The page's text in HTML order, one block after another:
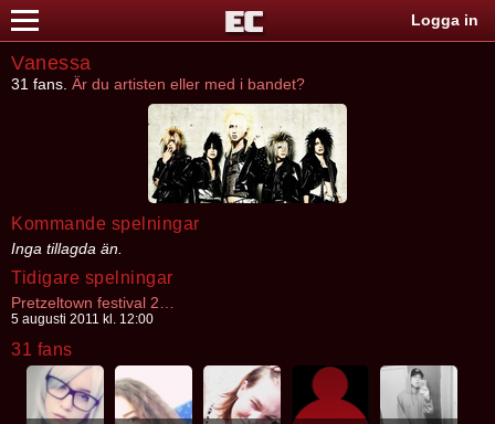
Logga in
Vanessa
31 fans. Är du artisten eller med i bandet?
Kommande spelningar
Inga tillagda än.
Tidigare spelningar
5 augusti 2011 kl. 12:00
31 fans